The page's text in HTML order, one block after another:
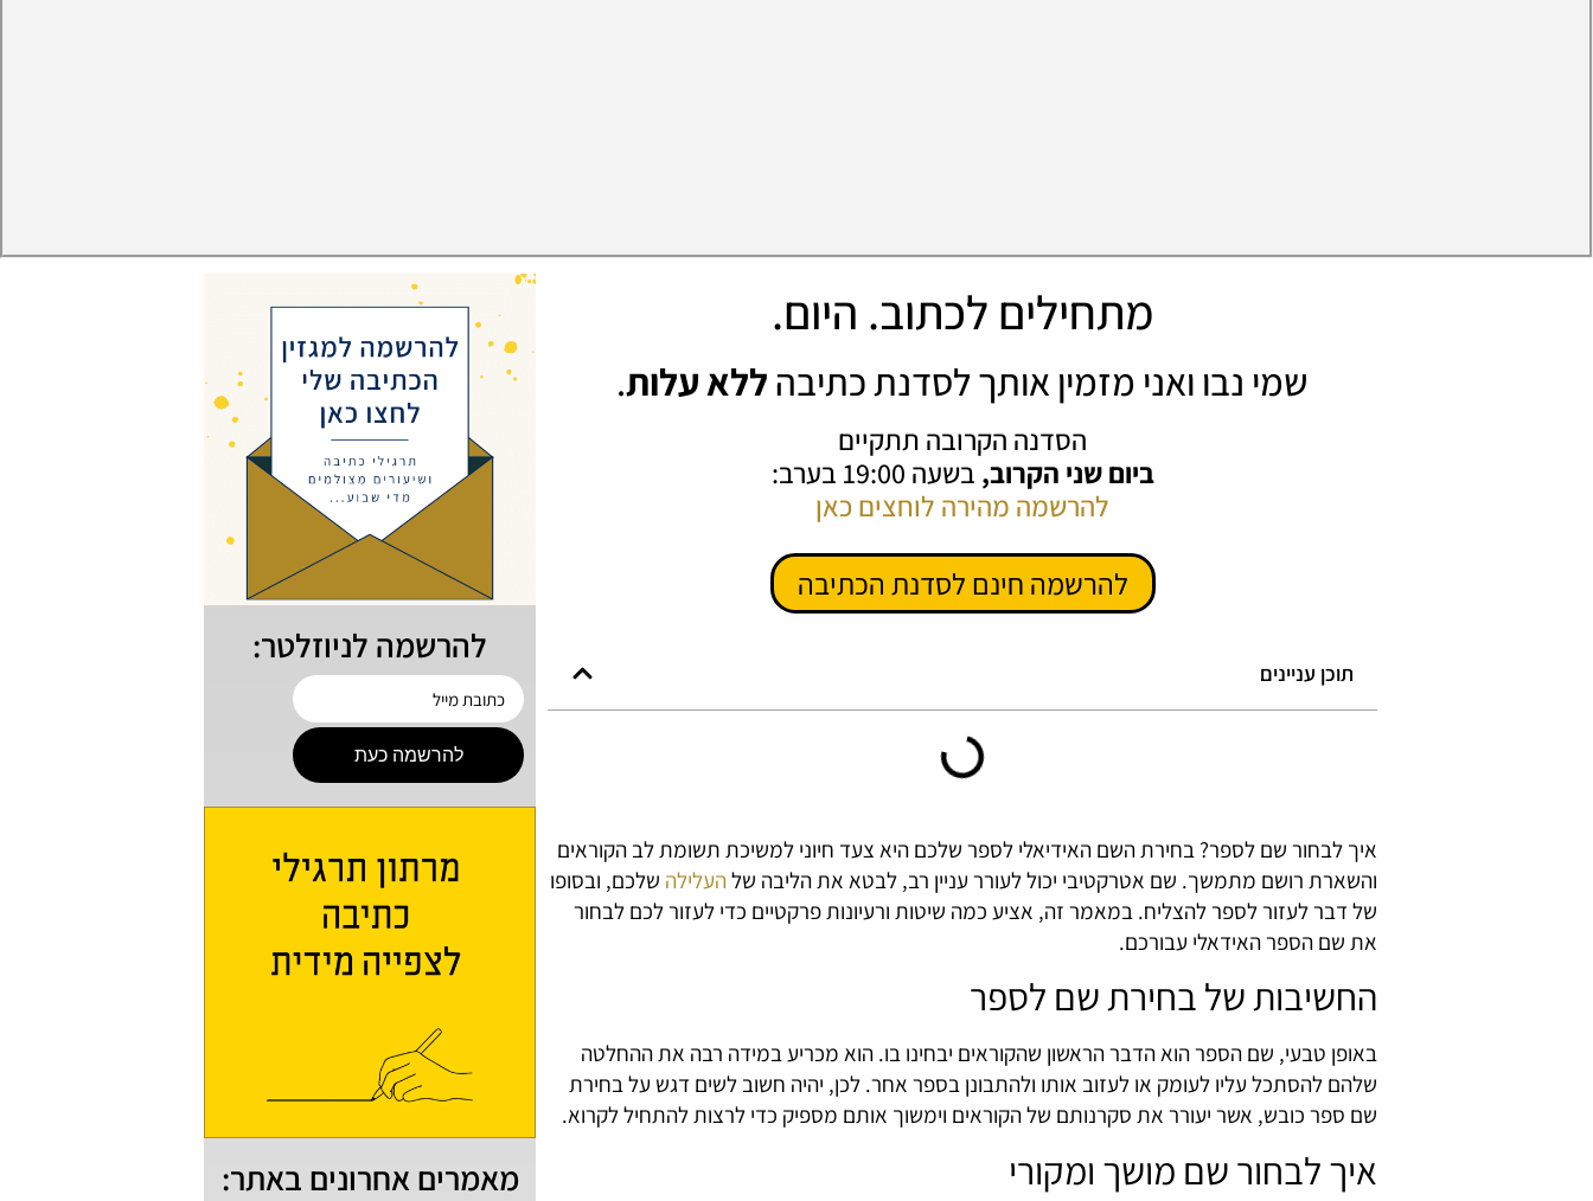
מתחילים לכתוב. היום.
שמי נבו ואני מזמין אותך לסדנת כתיבהללא עלות.
הסדנה הקרובה תתקיים
ביום שני הקרוב, בשעה 19:00 בערב:
להרשמה מהירה לוחצים כאן
להרשמה חינם לסדנת הכתיבה
תוכן עניינים
איך לבחור שם לספר? בחירת השם האידיאלי לספר שלכם היא צעד חיוני למשיכת תשומת לב הקוראים
והשארת רושם מתמשך. שם אטרקטיבי יכול לעורר עניין רב, לבטא את הליבה שלהעלילה שלכם, ובסופו
של דבר לעזור לספר להצליח. במאמר זה, אציע כמה שיטות ורעיונות פרקטיים כדי לעזור לכם לבחור
את שם הספר האידאלי עבורכם.
החשיבות של בחירת שם לספר
באופן טבעי, שם הספר הוא הדבר הראשון שהקוראים יבחינו בו. הוא מכריע במידה רבה את ההחלטה
שלהם להסתכל עליו לעומק או לעזוב אותו ולהתבונן בספר אחר. לכן, יהיה חשוב לשים דגש על בחירת
שם ספר כובש, אשר יעורר את סקרנותם של הקוראים וימשוך אותם מספיק כדי לרצות להתחיל לקרוא.
איך לבחור שם מושך ומקורי
להרשמה לניוזלטר:
להרשמה כעת
מאמרים אחרונים באתר: